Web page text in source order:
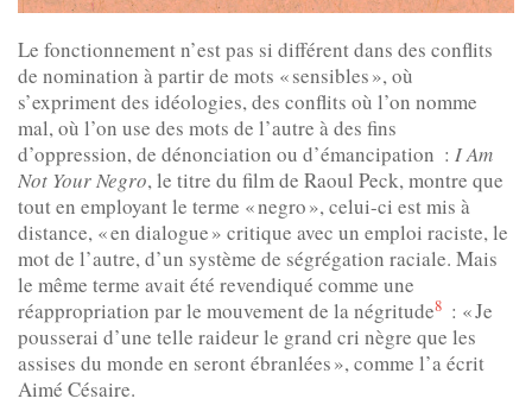
Le fonctionnement n’est pas si différent dans des conflits
de nomination à partir de mots « sensibles », où
s’expriment des idéologies, des conflits où l’on nomme
mal, où l’on use des mots de l’autre à des fins
d’oppression, de dénonciation ou d’émancipation : I Am
Not Your Negro, le titre du film de Raoul Peck, montre que
tout en employant le terme « negro », celui-ci est mis à
distance, « en dialogue » critique avec un emploi raciste, le
mot de l’autre, d’un système de ségrégation raciale. Mais
le même terme avait été revendiqué comme une
réappropriation par le mouvement de la négritude8 : « Je
pousserai d’une telle raideur le grand cri nègre que les
assises du monde en seront ébranlées », comme l’a écrit
Aimé Césaire.